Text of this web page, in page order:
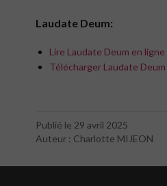
Laudate Deum:
Lire Laudate Deum en ligne
Télécharger Laudate
Publié le 29 avril 2025
Auteur : Charlotte MIJEON